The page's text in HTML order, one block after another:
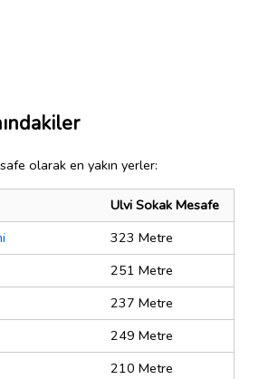
olarak en yakın yerler:
Ulvi Sokak Mesafe
323 Metre
251 Metre
237 Metre
249 Metre
210 Metre